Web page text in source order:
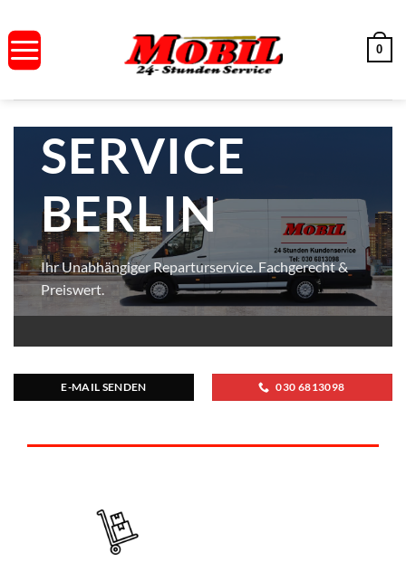
Inhalt
springen
0
SERVICE
BERLIN
Ihr Unabhängiger Reparturservice. Fachgerecht &
Preiswert.
SERVICE
BERLIN
E-MAIL SENDEN 030 6813098